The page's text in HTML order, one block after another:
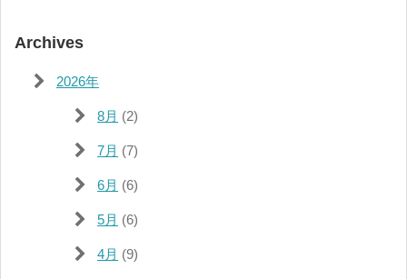
Archives
2026年
8月 (2)
7月 (7)
6月 (6)
5月 (6)
4月 (9)